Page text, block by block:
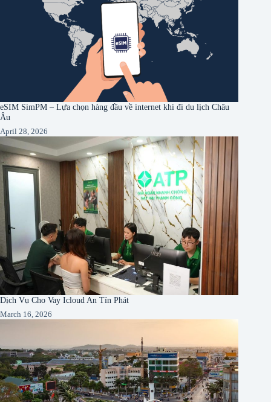
eSIM SimPM – Lựa chọn hàng đầu về internet khi đi du lịch Châu
Âu
April 28, 2026
Dịch Vụ Cho Vay Icloud An Tín Phát
March 16, 2026